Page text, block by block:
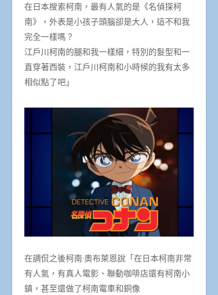
在日本搜索柯南，最有人氣的是《名偵探柯
南》，外表是小孩子頭腦卻是大人，這不和我
完全一樣嗎？
江戶川柯南的腿和我一樣細，特別的髮型和一
直穿著西裝，江戶川柯南和小時候的我有太多
相似點了吧」
在調侃之後柯南·奧布萊恩說「在日本柯南非常
有人氣，有真人電影、聯動咖啡店還有柯南小
鎮，甚至還做了柯南電車和銅像